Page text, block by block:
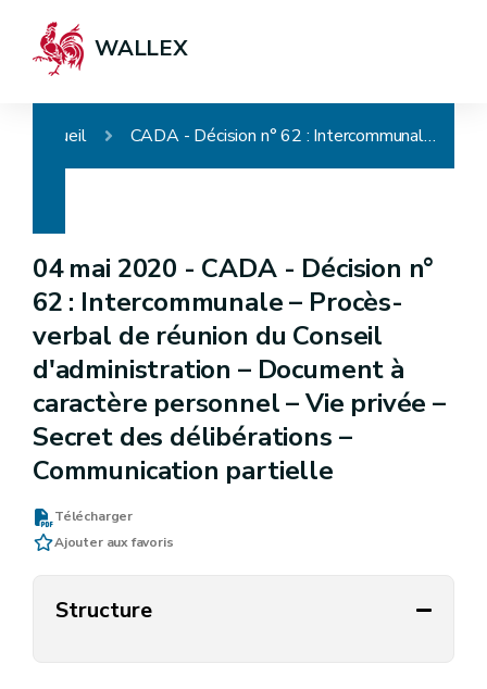
WALLEX
Accueil CADA - Décision n° 62 : Intercommunale – Procès-verbal de réunion du Conseil d'administration – Document à caractère personnel – Vie privée – Secret des délibérations –Communication partielle
04 mai 2020 - CADA - Décision n°
62 : Intercommunale – Procès-
verbal de réunion du Conseil
d'administration – Document à
caractère personnel – Vie privée –
Secret des délibérations –
Communication partielle
Télécharger
Ajouter aux favoris
Structure